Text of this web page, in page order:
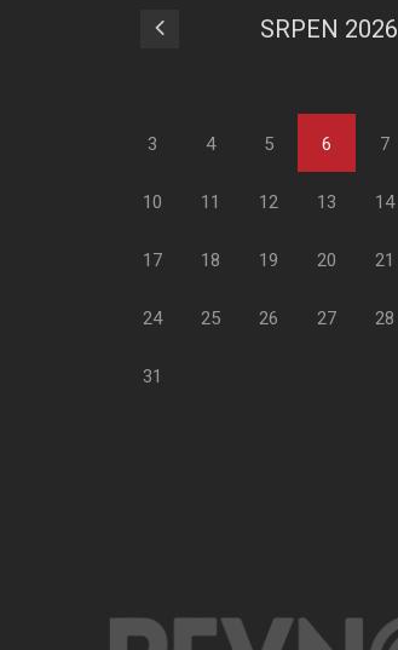
SRPEN 2026
3 4 5 6 7
10 11 12 13 14
17 18 19 20 21
24 25 26 27 28
31